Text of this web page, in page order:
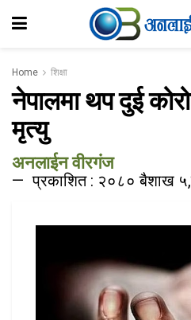
Home शिक्षा
नेपालमा थप दुई
मृत्यु
अनलाईन वीरगंज
प्रकाशित : २०८० बैशाख